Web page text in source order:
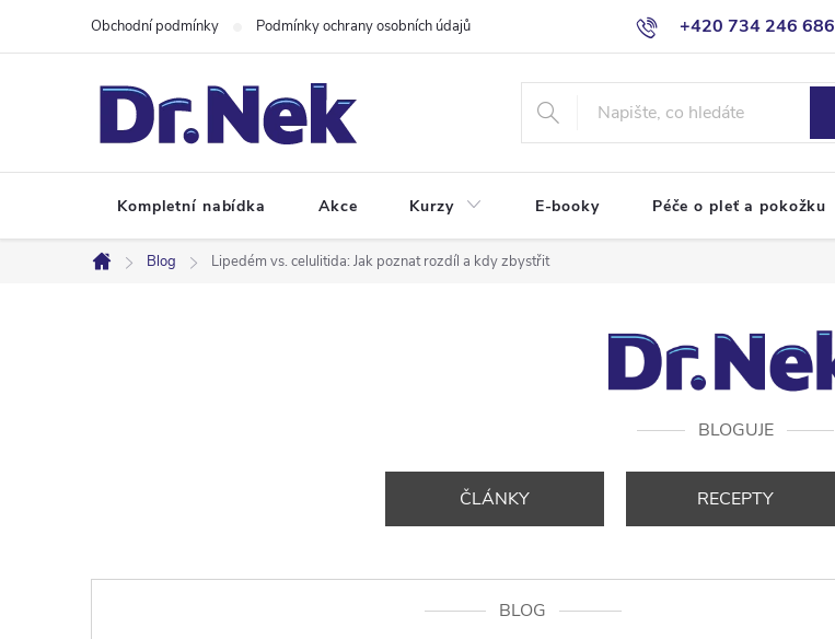
+420 734 246 686
Obchodní podmínky Podmínky ochrany osobních údajů
Kompletní nabídka Akce Kurzy E-booky Péče o pleť a pokožku
Domů
Blog Lipedém vs. celulitida: Jak poznat rozdíl a kdy zbystřit
BLOGUJE
ČLÁNKY RECEPTY
BLOG